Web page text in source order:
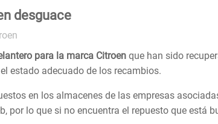
desguace
para la marca Citroen que han sido
estado adecuado de los recambios.
en los almacenes de las empresas
por lo que si no encuentra el repuesto que está